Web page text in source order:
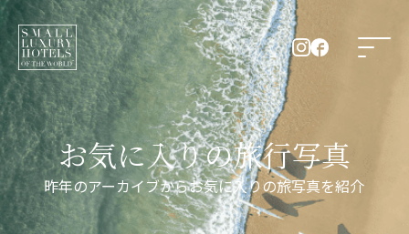
お気に入りの旅行写真
昨年のアーカイブからお気に入りの旅写真を紹介